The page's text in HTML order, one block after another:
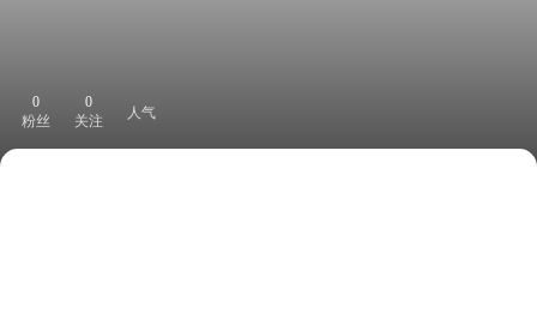
0
粉丝
0
关注
人气
下拉刷新